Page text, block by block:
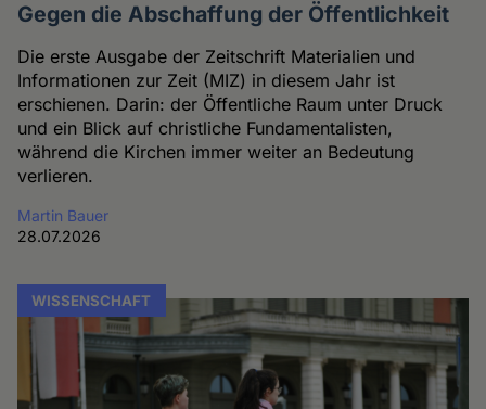
Gegen die Abschaffung der Öffentlichkeit
Die erste Ausgabe der Zeitschrift Materialien und
Informationen zur Zeit (MIZ) in diesem Jahr ist
erschienen. Darin: der Öffentliche Raum unter Druck
und ein Blick auf christliche Fundamentalisten,
während die Kirchen immer weiter an Bedeutung
verlieren.
Martin Bauer
28.07.2026
WISSENSCHAFT